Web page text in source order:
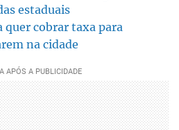
estaduais
cobrar taxa para
na cidade